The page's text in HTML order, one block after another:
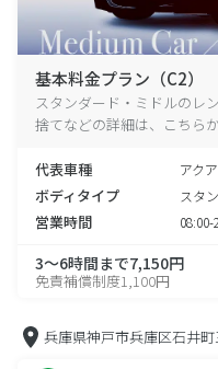
基本料金プラン（C2）
スタンダード・ミドルのレ
捨てなどの詳細は、こちら
代表車種 アク
ボディタイプ スタ
営業時間 08:00-
3～6時間まで7,150円
免責補償制度1,100円
兵庫県神戸市兵庫区石井町